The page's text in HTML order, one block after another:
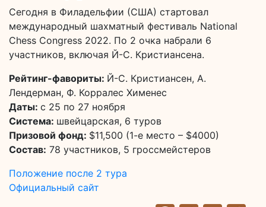
Сегодня в Филадельфии (США) стартовал
международный шахматный фестиваль National
Chess Congress 2022. По 2 очка набрали 6
участников, включая Й-С. Кристиансена.
Рейтинг-фавориты: Й-С. Кристиансен, А.
Лендерман, Ф. Корралес Хименес
Даты: с 25 по 27 ноября
Система: швейцарская, 6 туров
Призовой фонд: $11,500 (1-е место – $4000)
Состав: 78 участников, 5 гроссмейстеров
Положение после 2 тура
Официальный сайт